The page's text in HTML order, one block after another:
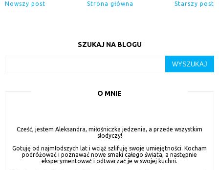
Nowszy post Starszy post
Strona główna
SZUKAJ NA BLOGU
O MNIE
Cześć, jestem Aleksandra, miłośniczka jedzenia, a przede wszystkim
słodyczy!
Gotuję od najmłodszych lat i wciąż szlifuję swoje umiejętności. Kocham
podróżować i poznawać nowe smaki całego świata, a następnie
eksperymentować i odtwarzać je w swojej kuchni.